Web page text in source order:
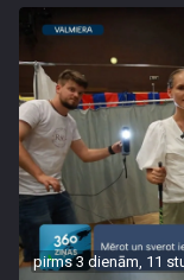
pirms 3 dienām, 11